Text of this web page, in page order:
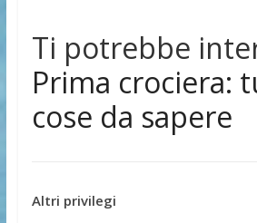
Ti potrebbe
Prima crociera:
cose da sapere
Altri privilegi